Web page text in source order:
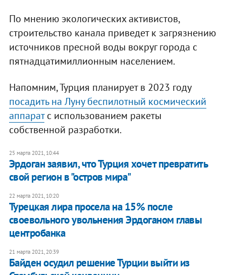
По мнению экологических активистов,
строительство канала приведет к загрязнению
источников пресной воды вокруг города с
пятнадцатимиллионным населением.
Напомним, Турция планирует в 2023 году
посадить на Луну беспилотный космический
аппаратс использованием ракеты
собственной разработки.
25 марта 2021, 10:44
Эрдоган заявил, что Турция хочет превратить
свой регион в "остров мира"
22 марта 2021, 10:20
Турецкая лира просела на 15% после
своевольного увольнения Эрдоганом главы
центробанка
21 марта 2021, 20:39
Байден осудил решение Турции выйти из